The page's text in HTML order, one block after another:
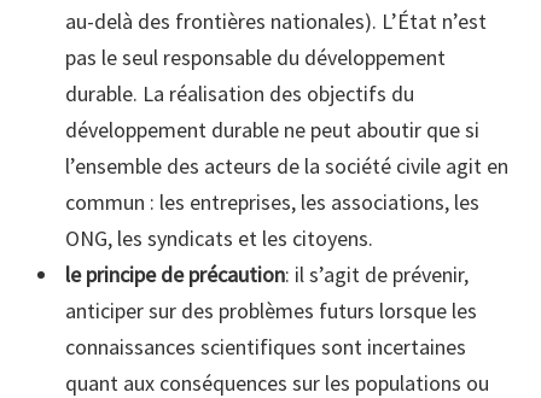
au-delà des frontières nationales). L’État n’est
pas le seul responsable du développement
durable. La réalisation des objectifs du
développement durable ne peut aboutir que si
l’ensemble des acteurs de la société civile agit en
commun : les entreprises, les associations, les
ONG, les syndicats et les citoyens.
le principe de précaution: il s’agit de prévenir,
anticiper sur des problèmes futurs lorsque les
connaissances scientifiques sont incertaines
quant aux conséquences sur les populations ou